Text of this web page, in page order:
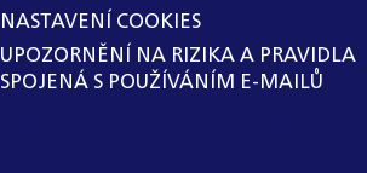
NASTAVENÍ COOKIES
UPOZORNĚNÍ NA RIZIKA A PRAVIDLA
SPOJENÁ S POUŽÍVÁNÍM E-MAILŮ